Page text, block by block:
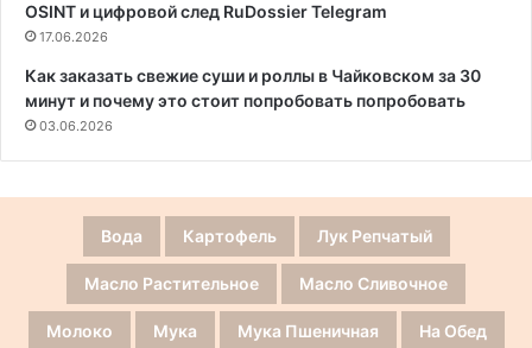
OSINT и цифровой след RuDossier Telegram
17.06.2026
Как заказать свежие суши и роллы в Чайковском за 30
минут и почему это стоит попробовать попробовать
03.06.2026
Вода Картофель Лук Репчатый
Масло Растительное Масло Сливочное
Молоко Мука Мука Пшеничная На Обед